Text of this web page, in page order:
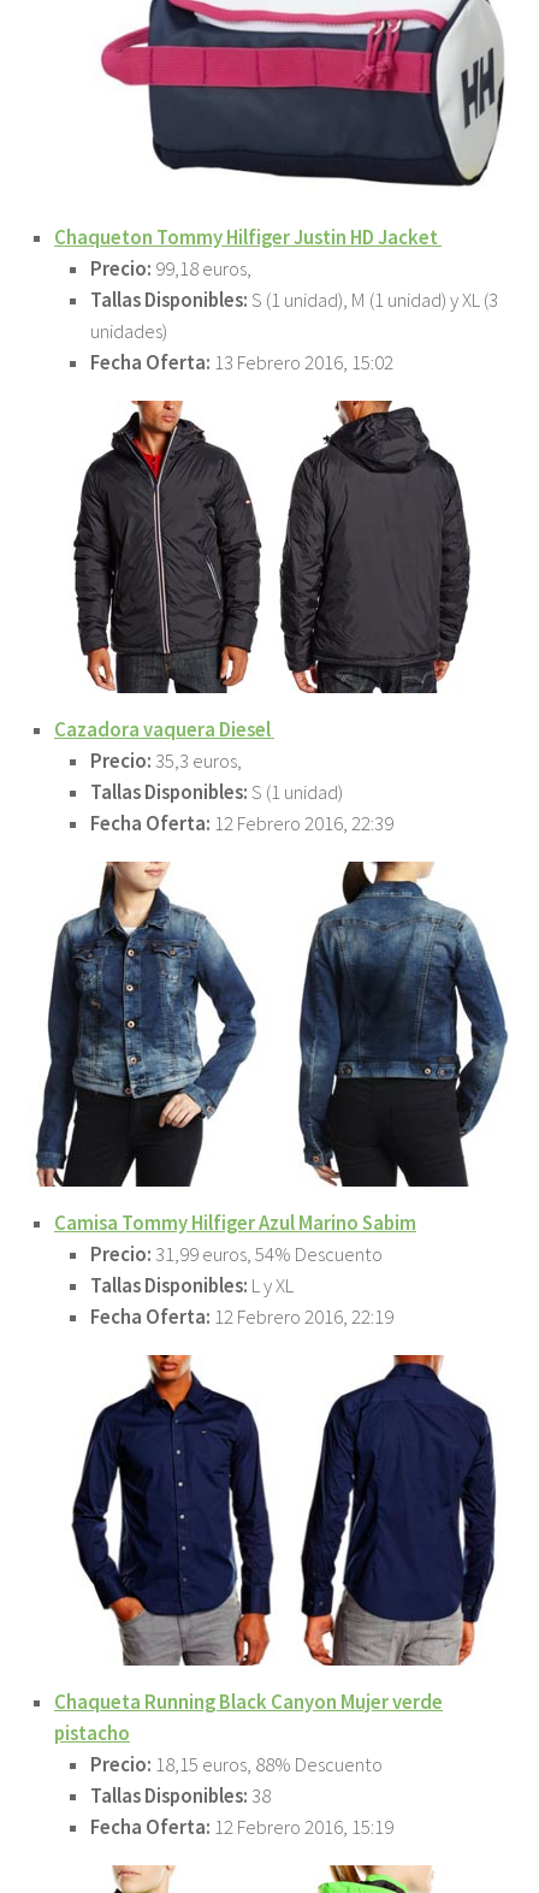
Chaqueton Tommy Hilfiger Justin HD Jacket
Precio: 99,18 euros,
Tallas Disponibles:S (1 unidad), M (1 unidad) y XL (3
unidades)
Fecha Oferta: 13 Febrero 2016, 15:02
Cazadora vaquera Diesel
Precio: 35,3 euros,
Tallas Disponibles:S (1 unidad)
Fecha Oferta: 12 Febrero 2016, 22:39
Camisa Tommy Hilfiger Azul Marino Sabim
Precio: 31,99 euros, 54% Descuento
Tallas Disponibles: L y XL
Fecha Oferta: 12 Febrero 2016, 22:19
Chaqueta Running Black Canyon Mujer verde
pistacho
Precio: 18,15 euros, 88% Descuento
Tallas Disponibles: 38
Fecha Oferta: 12 Febrero 2016, 15:19